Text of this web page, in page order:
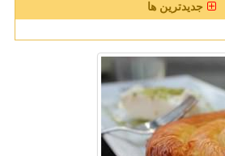
جدیدترین ها